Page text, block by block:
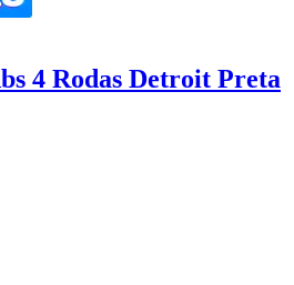
4 Rodas Detroit Preta